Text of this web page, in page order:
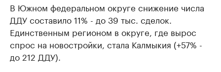
В Южном федеральном округе снижение числа
ДДУ составило 11% - до 39 тыс. сделок.
Единственным регионом в округе, где вырос
спрос на новостройки, стала Калмыкия (+57% -
до 212 ДДУ).